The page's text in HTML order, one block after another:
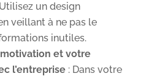
un design
veillant à ne pas le
inutiles.
et votre
l’entreprise: Dans votre